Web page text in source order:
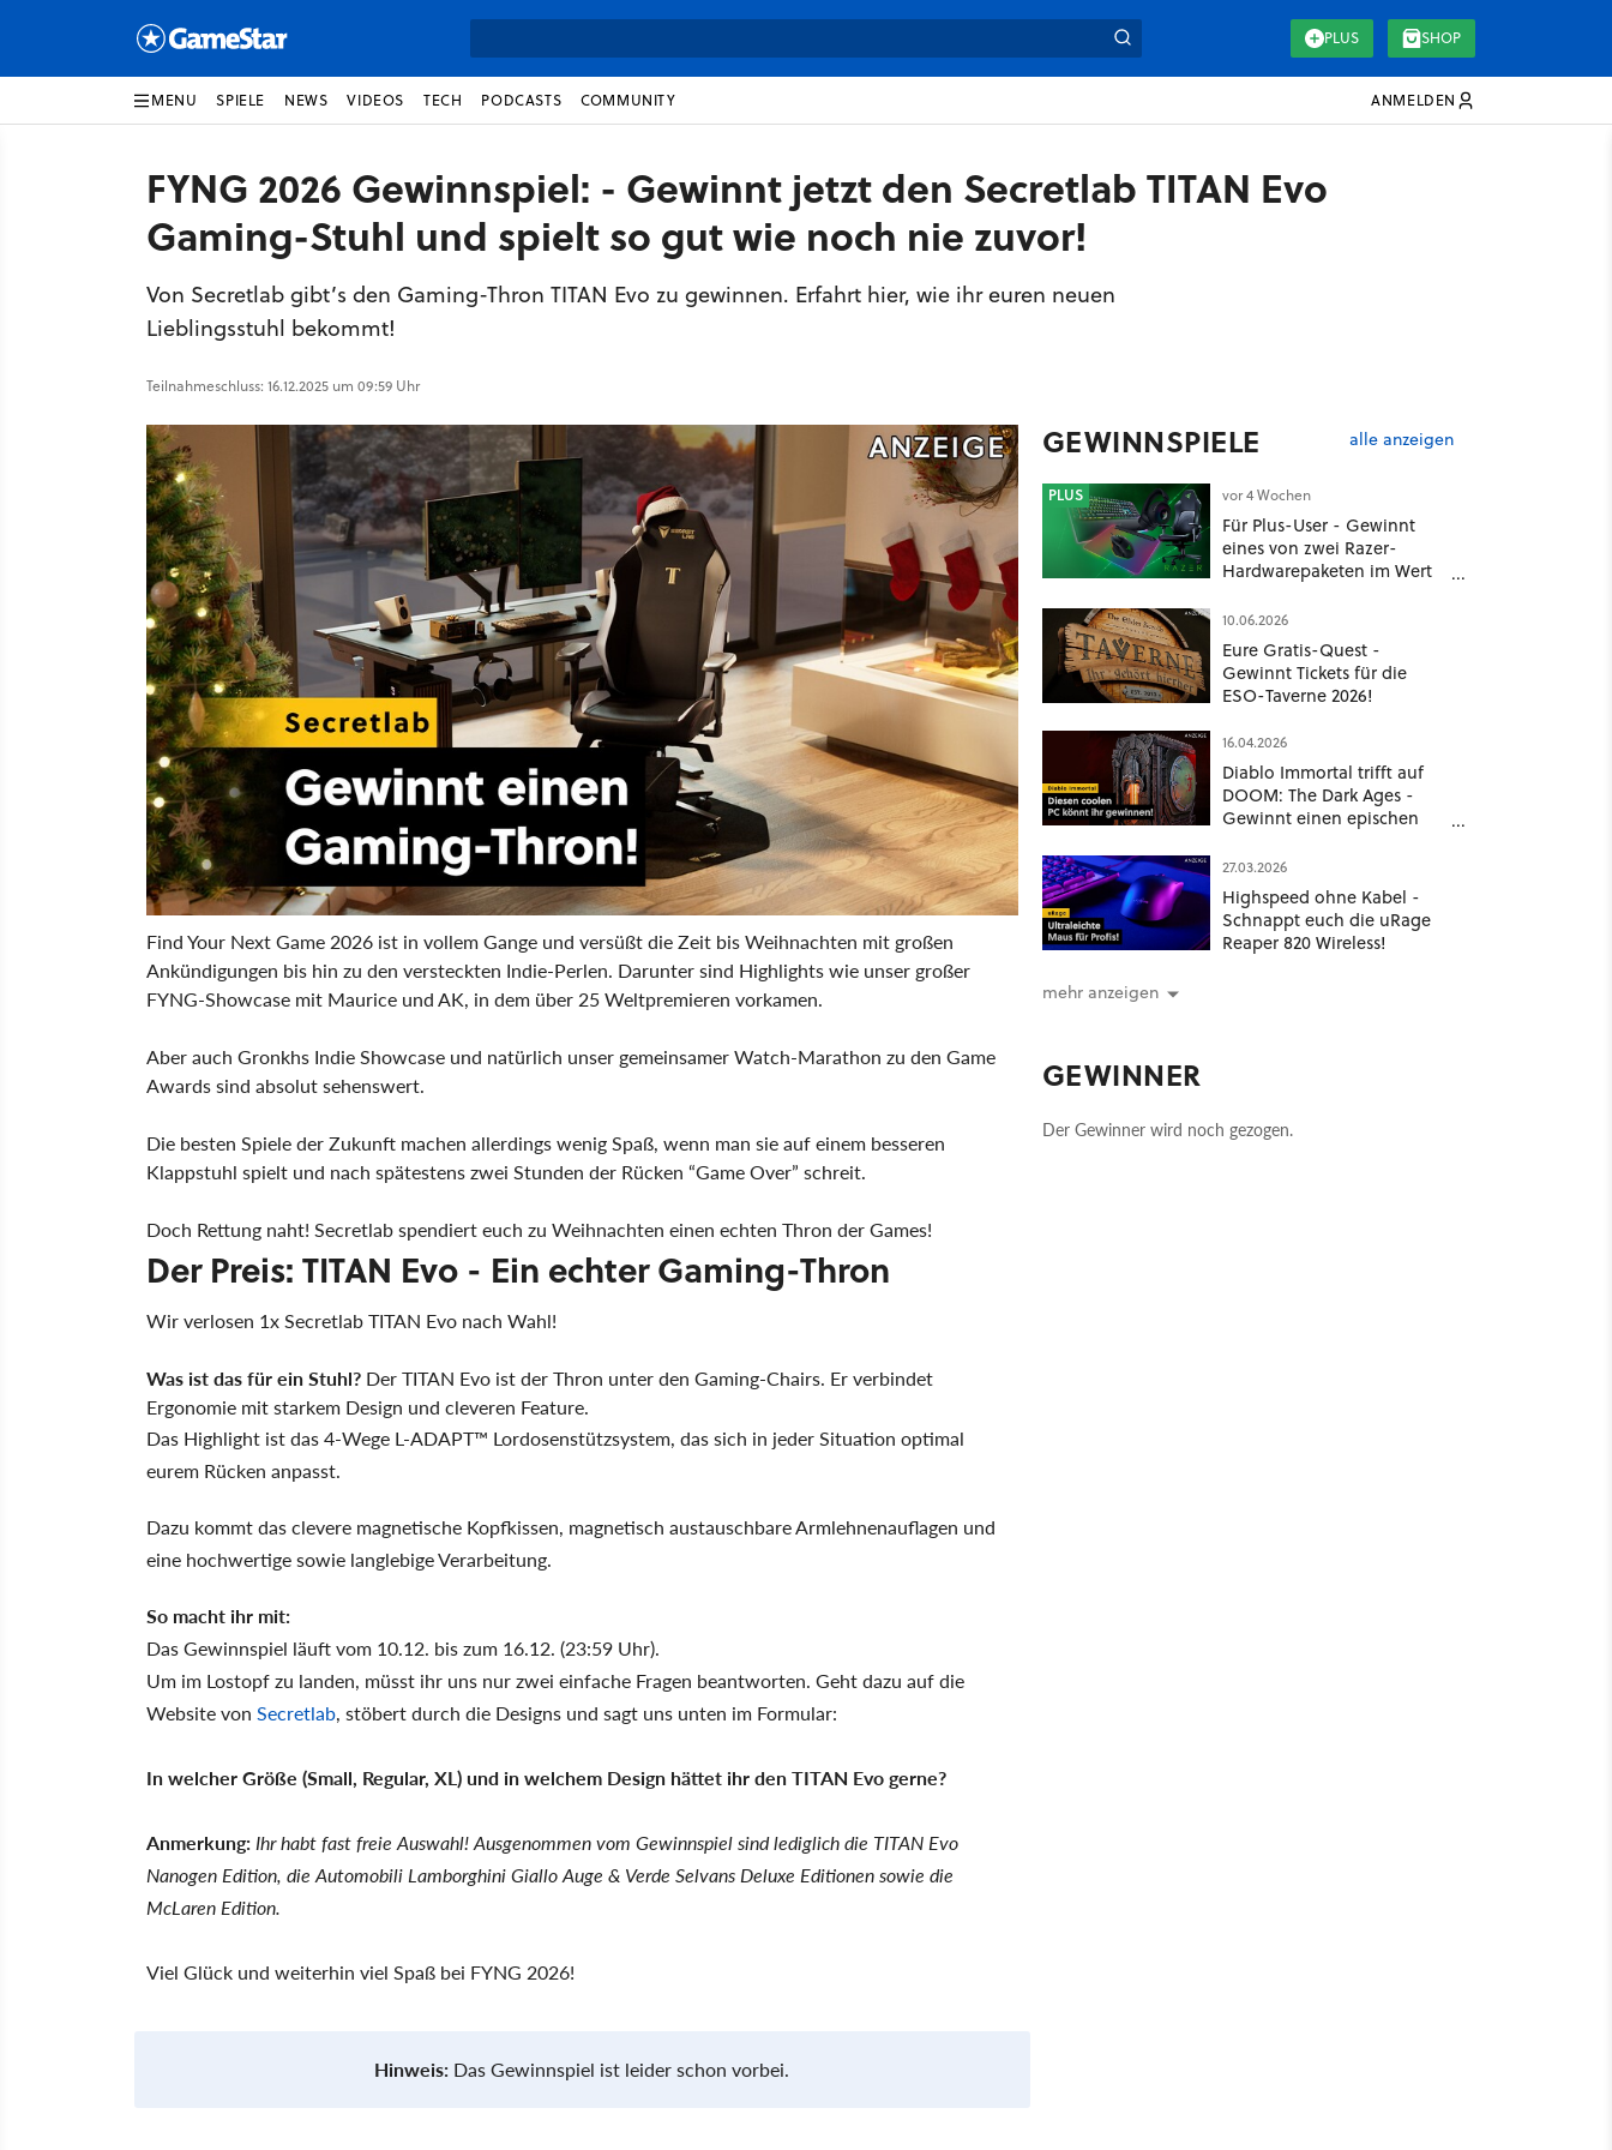
PLUS SHOP
MENU SPIELE NEWS VIDEOS TECH PODCASTS COMMUNITY ANMELDEN
FYNG 2026 Gewinnspiel: - Gewinnt jetzt den Secretlab TITAN Evo
Gaming-Stuhl und spielt so gut wie noch nie zuvor!
Von Secretlab gibt’s den Gaming-Thron TITAN Evo zu gewinnen. Erfahrt hier, wie ihr euren neuen
Lieblingsstuhl bekommt!
Teilnahmeschluss: 16.12.2025 um 09:59 Uhr
Find Your Next Game 2026 ist in vollem Gange und versüßt die Zeit bis Weihnachten mit großen
Ankündigungen bis hin zu den versteckten Indie-Perlen. Darunter sind Highlights wie unser großer
FYNG-Showcase mit Maurice und AK, in dem über 25 Weltpremieren vorkamen.
Aber auch Gronkhs Indie Showcase und natürlich unser gemeinsamer Watch-Marathon zu den Game
Awards sind absolut sehenswert.
Die besten Spiele der Zukunft machen allerdings wenig Spaß, wenn man sie auf einem besseren
Klappstuhl spielt und nach spätestens zwei Stunden der Rücken “Game Over” schreit.
Doch Rettung naht! Secretlab spendiert euch zu Weihnachten einen echten Thron der Games!
Der Preis: TITAN Evo - Ein echter Gaming-Thron
Wir verlosen 1x Secretlab TITAN Evo nach Wahl!
Was ist das für ein Stuhl? Der TITAN Evo ist der Thron unter den Gaming-Chairs. Er verbindet
Ergonomie mit starkem Design und cleveren Feature.
Das Highlight ist das 4-Wege L-ADAPT™ Lordosenstützsystem, das sich in jeder Situation optimal
eurem Rücken anpasst.
Dazu kommt das clevere magnetische Kopfkissen, magnetisch austauschbare Armlehnenauflagen und
eine hochwertige sowie langlebige Verarbeitung.
So macht ihr mit:
Das Gewinnspiel läuft vom 10.12. bis zum 16.12. (23:59 Uhr).
Um im Lostopf zu landen, müsst ihr uns nur zwei einfache Fragen beantworten. Geht dazu auf die
Website von Secretlab, stöbert durch die Designs und sagt uns unten im Formular:
In welcher Größe (Small, Regular, XL) und in welchem Design hättet ihr den TITAN Evo gerne?
Anmerkung:Ihr habt fast freie Auswahl! Ausgenommen vom Gewinnspiel sind lediglich die TITAN Evo
Nanogen Edition, die Automobili Lamborghini Giallo Auge & Verde Selvans Deluxe Editionen sowie die
McLaren Edition.
Viel Glück und weiterhin viel Spaß bei FYNG 2026!
Hinweis: Das Gewinnspiel ist leider schon vorbei.
GEWINNSPIELE alle anzeigen
PLUS vor 4 Wochen
Für Plus-User - Gewinnt
eines von zwei Razer-
Hardwarepaketen im Wert
10.06.2026
Eure Gratis-Quest -
Gewinnt Tickets für die
ESO-Taverne 2026!
16.04.2026
Diablo Immortal trifft auf
DOOM: The Dark Ages -
Gewinnt einen epischen
coole Preise
27.03.2026
Highspeed ohne Kabel -
Schnappt euch die uRage
Reaper 820 Wireless!
mehr anzeigen
GEWINNER
Der Gewinner wird noch gezogen.